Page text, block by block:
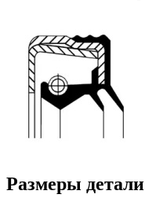
Размеры детали